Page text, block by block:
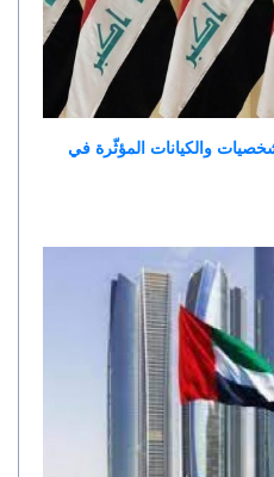
والكيانات المؤثّرة في